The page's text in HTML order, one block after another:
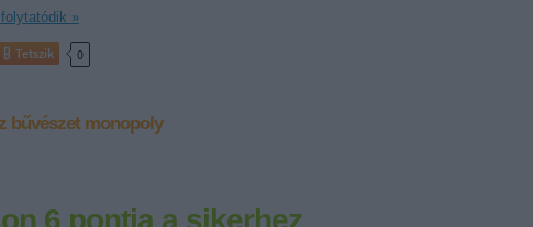
»
Tetszik 0
bűvészet monopoly
6 pontja a sikerhez